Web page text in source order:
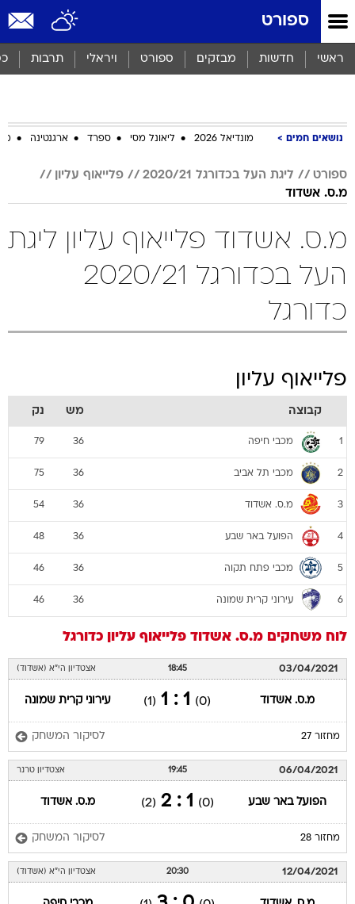
ספורט
ראשי חדשות מבזקים ספורט ויראלי תרבות
נושאים חמים מונדיאל 2026 ליאונל מסי ספרד ארגנטינה
ספורט ליגת העל בכדורגל 2020/21
פלייאוף עליון
מ.ס. אשדוד
מ.ס. אשדוד פלייאוף עליון ליגת
העל בכדורגל 2020/21
כדורגל
פלייאוף עליון
קבוצה מש נק
1 מכבי חיפה 36
79
2 מכבי תל אביב 36
75
3 מ.ס. אשדוד 36
54
4 הפועל באר שבע 36
48
5 מכבי פתח תקוה 36
46
6 עירוני קרית שמונה 36
46
לוח משחקים מ.ס. אשדוד פלייאוף עליון כדורגל
03/04/2021
18:45 אצטדיון הי"א (אשדוד)
מ.ס. אשדוד (0)
1 : 1
(1) עירוני קרית שמונה
מחזור 27 לסיקור המשחק
06/04/2021
19:45 אצטדיון טרנר
הפועל באר שבע (0)
1 : 2
(2) מ.ס. אשדוד
מחזור 28 לסיקור המשחק
12/04/2021
20:30 אצטדיון הי"א (אשדוד)